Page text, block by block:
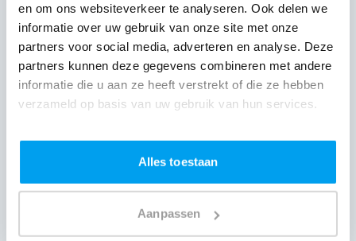
en om ons websiteverkeer te analyseren. Ook delen we
informatie over uw gebruik van onze site met onze
partners voor social media, adverteren en analyse. Deze
partners kunnen deze gegevens combineren met andere
informatie die u aan ze heeft verstrekt of die ze hebben
verzameld op basis van uw gebruik van hun services.
Alles toestaan
Aanpassen